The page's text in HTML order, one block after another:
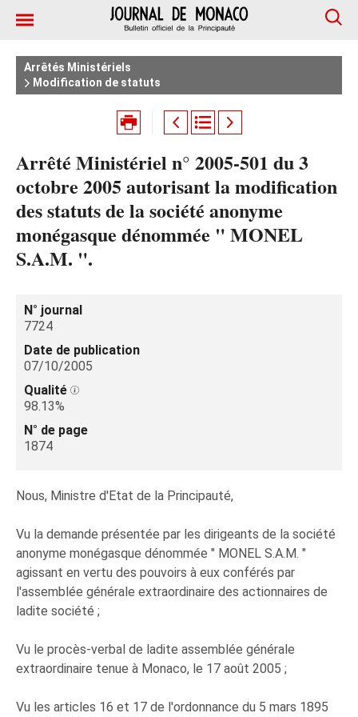
Arrêtés Ministériels
Modification de statuts
Arrêté Ministériel n° 2005-501 du 3
octobre 2005 autorisant la modification
des statuts de la société anonyme
monégasque dénommée " MONEL
S.A.M. ".
N° journal
7724
Date de publication
07/10/2005
Qualité
98.13%
N° de page
1874
Nous, Ministre d'Etat de la Principauté,
Vu la demande présentée par les dirigeants de la société
anonyme monégasque dénommée " MONEL S.A.M. "
agissant en vertu des pouvoirs à eux conférés par
l'assemblée générale extraordinaire des actionnaires de
ladite société ;
Vu le procès-verbal de ladite assemblée générale
extraordinaire tenue à Monaco, le 17 août 2005 ;
Vu les articles 16 et 17 de l'ordonnance du 5 mars 1895